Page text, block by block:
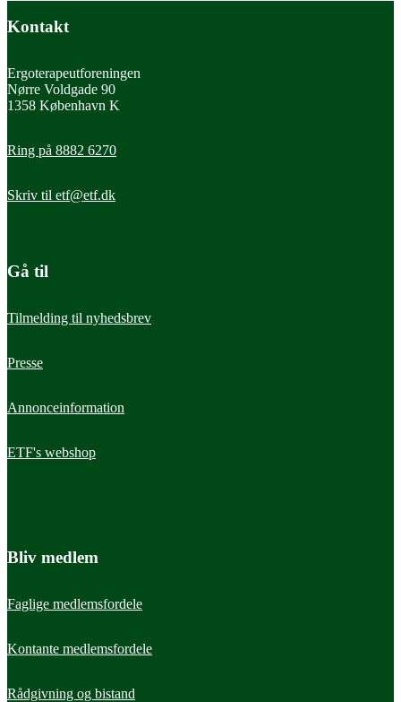
Kontakt
Ergoterapeutforeningen
Nørre Voldgade 90
1358 København K
Ring på 8882 6270
Skriv til etf@etf.dk
Gå til
Tilmelding til nyhedsbrev
Presse
Annonceinformation
ETF's webshop
Bliv medlem
Faglige medlemsfordele
Kontante medlemsfordele
Rådgivning og bistand